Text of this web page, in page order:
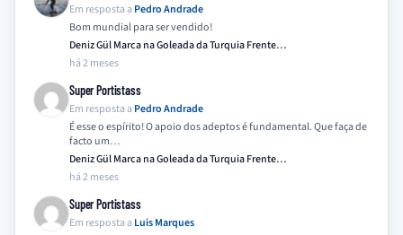
Em resposta a Pedro Andrade
Bom mundial para ser vendido!
Deniz Gül Marca na Goleada da Turquia Frente…
há 2 meses
Super Portistass
Em resposta a Pedro Andrade
É esse o espírito! O apoio dos adeptos é fundamental. Que faça de
facto um…
Deniz Gül Marca na Goleada da Turquia Frente…
há 2 meses
Super Portistass
Em resposta a Luis Marques